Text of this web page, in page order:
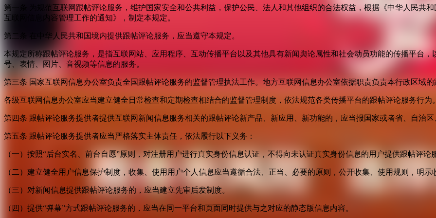
第一条 为规范互联网跟帖评论服务，维护国家安全和公共利益，保护公民、法人和其他组织的合法权益，根据《中华人民共
互联网信息内容管理工作的通知》，制定本规定。
第二条 在中华人民共和国境内提供跟帖评论服务，应当遵守本规定。
本规定所称跟帖评论服务，是指互联网站、应用程序、互动传播平台以及其他具有新闻舆论属性和社会动员功能的传播平台
号、表情、图片、音视频等信息的服务。
第三条 国家互联网信息办公室负责全国跟帖评论服务的监督管理执法工作。地方互联网信息办公室依据职责负责本行政区域
各级互联网信息办公室应当建立健全日常检查和定期检查相结合的监督管理制度，依法规范各类传播平台的跟帖评论服务行为
第四条 跟帖评论服务提供者提供互联网新闻信息服务相关的跟帖评论新产品、新应用、新功能的，应当报国家或者省、自治
第五条 跟帖评论服务提供者应当严格落实主体责任，依法履行以下义务：
（一）按照“后台实名、前台自愿”原则，对注册用户进行真实身份信息认证，不得向未认证真实身份信息的用户提供跟帖评论
（二）建立健全用户信息保护制度，收集、使用用户个人信息应当遵循合法、正当、必要的原则，公开收集、使用规则，明
（三）对新闻信息提供跟帖评论服务的，应当建立先审后发制度。
（四）提供“弹幕”方式跟帖评论服务的，应当在同一平台和页面同时提供与之对应的静态版信息内容。